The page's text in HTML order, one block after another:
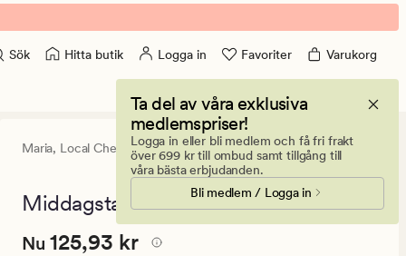
Sök Hitta butik Logga in Favoriter Varukorg
Ta del av våra exklusiva
medlemspriser!
Logga in eller bli medlem och få fri frakt
över 699 kr till ombud samt tillgång till
våra bästa erbjudanden.
Bli medlem / Logga in
Maria, Local Chef
1
med
betyg
5
Middagstallrik mullvad - 26,5 cm
Nuvarande
Nuvarande pris
Nu 125,93 kr